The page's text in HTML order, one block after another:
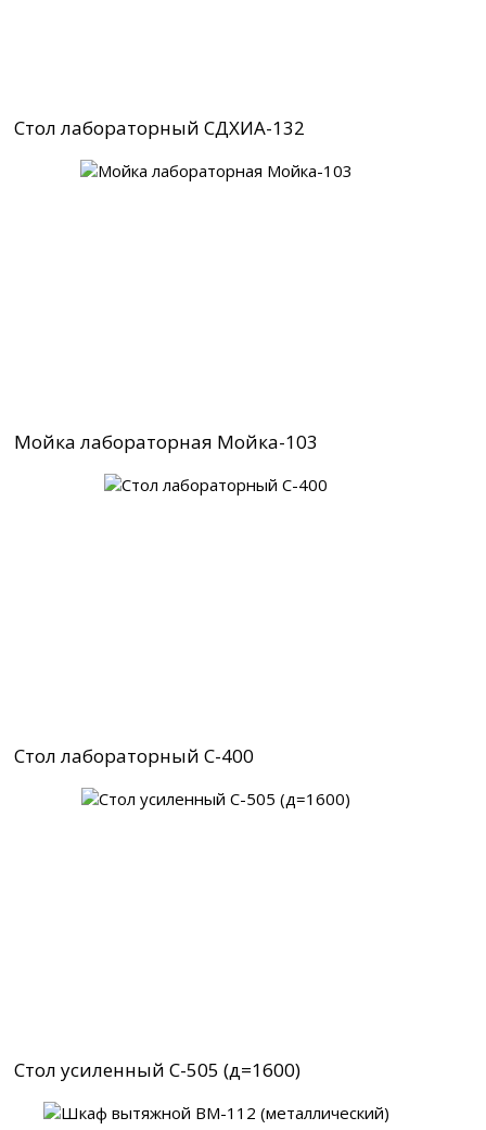
Стол лабораторный СДХИА-132
Мойка лабораторная Мойка-103
Стол лабораторный С-400
Стол усиленный С-505 (д=1600)